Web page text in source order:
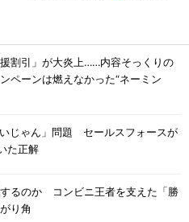
割引」が大炎上……内容そっくりの
ペーンは燃えなかった“ネーミン
いじゃん」問題 セールスフォースが
た正解
るのか コンビニ王者を支えた「勝
り角